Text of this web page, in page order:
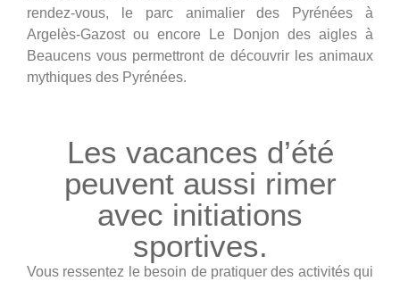
rendez-vous, le parc animalier des Pyrénées à
Argelès-Gazost ou encore Le Donjon des aigles à
Beaucens vous permettront de découvrir les animaux
mythiques des Pyrénées.
Les vacances d’été
peuvent aussi rimer
avec initiations
sportives.
Vous ressentez le besoin de pratiquer des activités qui